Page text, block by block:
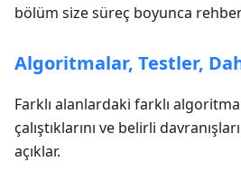
bölüm size süreç boyunca
Algoritmalar, Testler,
Farklı alanlardaki farklı
çalıştıklarını ve belirli
açıklar.